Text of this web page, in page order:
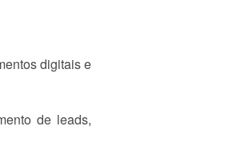
digitais e
de leads,